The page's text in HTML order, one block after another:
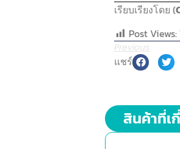
เรียบเรียงโดย (
Post Views:
Previous
แชร์
สินค้าที่เ